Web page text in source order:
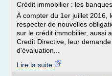
Crédit immobilier : les
À compter du 1er juillet 2016,
respecter de nouvelles
sur le crédit immobilier, aussi
Credit Directive, leur
d'évaluation...
Lire la suite